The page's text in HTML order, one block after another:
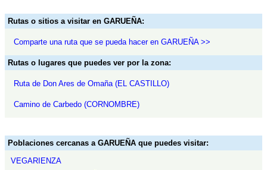
Rutas o sitios a visitar en GARUEÑA:
Comparte una ruta que se pueda hacer en GARUEÑA >>
Rutas o lugares que puedes ver por la zona:
Ruta de Don Ares de Omaña (EL CASTILLO)
Camino de Carbedo (CORNOMBRE)
Poblaciones cercanas a GARUEÑA que puedes visitar:
VEGARIENZA